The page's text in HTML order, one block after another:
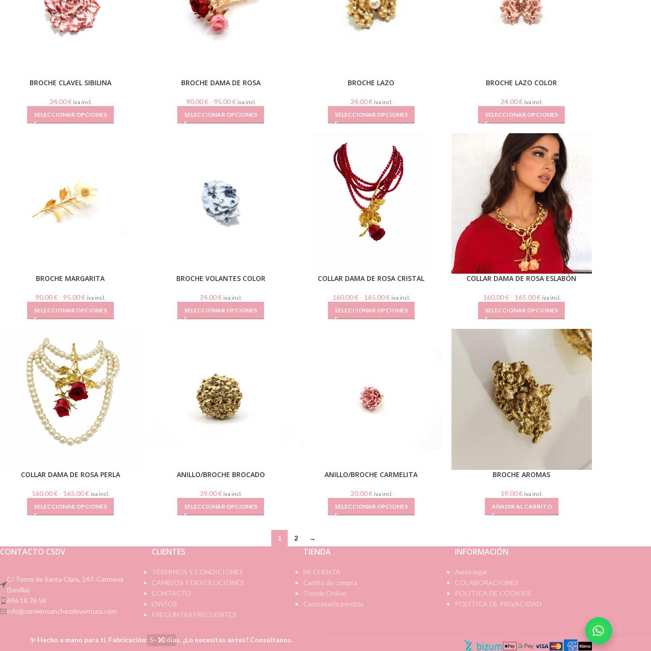
✨ Hecho a mano para ti. Fabricación: 5–10 días. ¿Lo necesitas antes? Consúltanos.
BROCHE CLAVEL SIBILINA
24.00€ iva incl.
SELECCIONAR OPCIONES
BROCHE DAMA DE ROSA
90.00€ - 95.00€ iva incl.
SELECCIONAR OPCIONES
BROCHE LAZO
24.00€ iva incl.
SELECCIONAR OPCIONES
BROCHE LAZO COLOR
24.00€ iva incl.
SELECCIONAR OPCIONES
BROCHE MARGARITA
90.00€ - 95.00€ iva incl.
SELECCIONAR OPCIONES
BROCHE VOLANTES COLOR
24.00€ iva incl.
SELECCIONAR OPCIONES
COLLAR DAMA DE ROSA CRISTAL
160.00€ - 165.00€ iva incl.
SELECCIONAR OPCIONES
COLLAR DAMA DE ROSA ESLABÓN
160.00€ - 165.00€ iva incl.
SELECCIONAR OPCIONES
COLLAR DAMA DE ROSA PERLA
160.00€ - 165.00€ iva incl.
SELECCIONAR OPCIONES
ANILLO/BROCHE BROCADO
39.00€ iva incl.
SELECCIONAR OPCIONES
ANILLO/BROCHE CARMELITA
20.00€ iva incl.
SELECCIONAR OPCIONES
BROCHE AROMAS
19.00€ iva incl.
AÑADIR AL CARRITO
1 2 →
CONTACTO CSDV
C/ Torno de Santa Clara, 147. Carmona
(Sevilla)
696 18 76 58
info@carmensanchezdeventura.com
CLIENTES
TÉRMINOS Y CONDICIONES
CAMBIOS Y DEVOLUCIONES
CONTACTO
ENVÍOS
PREGUNTAS FRECUENTES
TIENDA
MI CUENTA
Carrito de compra
Tienda Online
Contraseña perdida
INFORMACIÓN
Aviso legal
COLABORACIONES
POLÍTICA DE COOKIES
POLÍTICA DE PRIVACIDAD
Todos los derechos reservadosCarmen Sánchez de Ventura|Diseño web Ideando Estudio